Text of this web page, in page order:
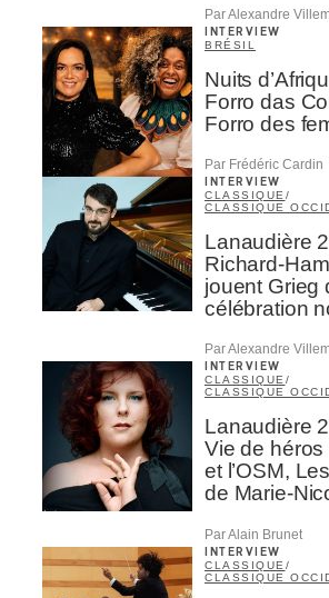
Par Alexandre
INTERVIEW
BRÉSIL
Nuits
Forro das
Forro des
Par Frédéric Cardin
INTERVIEW
CLASSIQUE /
CLASSIQUE
Lanaudière
Richard-
jouent Grieg
célébration
Par Alexandre
INTERVIEW
CLASSIQUE/
CLASSIQUE
Lanaudière
Vie de
et l’OSM,
de Marie-
Par Alain Brunet
INTERVIEW
CLASSIQUE /
CLASSIQUE